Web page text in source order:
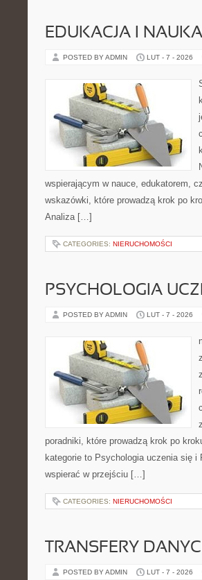
EDUKACJA I NAUKA
POSTED BY ADMIN LUT - 7 - 2026
wspierającym w nauce, edukatorem,
wskazówki, które prowadzą krok po
Analiza […]
CATEGORIES: NIERUCHOMOŚCI
PSYCHOLOGIA
POSTED BY ADMIN LUT - 7 - 2026
poradniki, które prowadzą krok po
kategorie to Psychologia uczenia się
wspierać w przejściu […]
CATEGORIES: NIERUCHOMOŚCI
TRANSFERY
POSTED BY ADMIN LUT - 7 - 2026